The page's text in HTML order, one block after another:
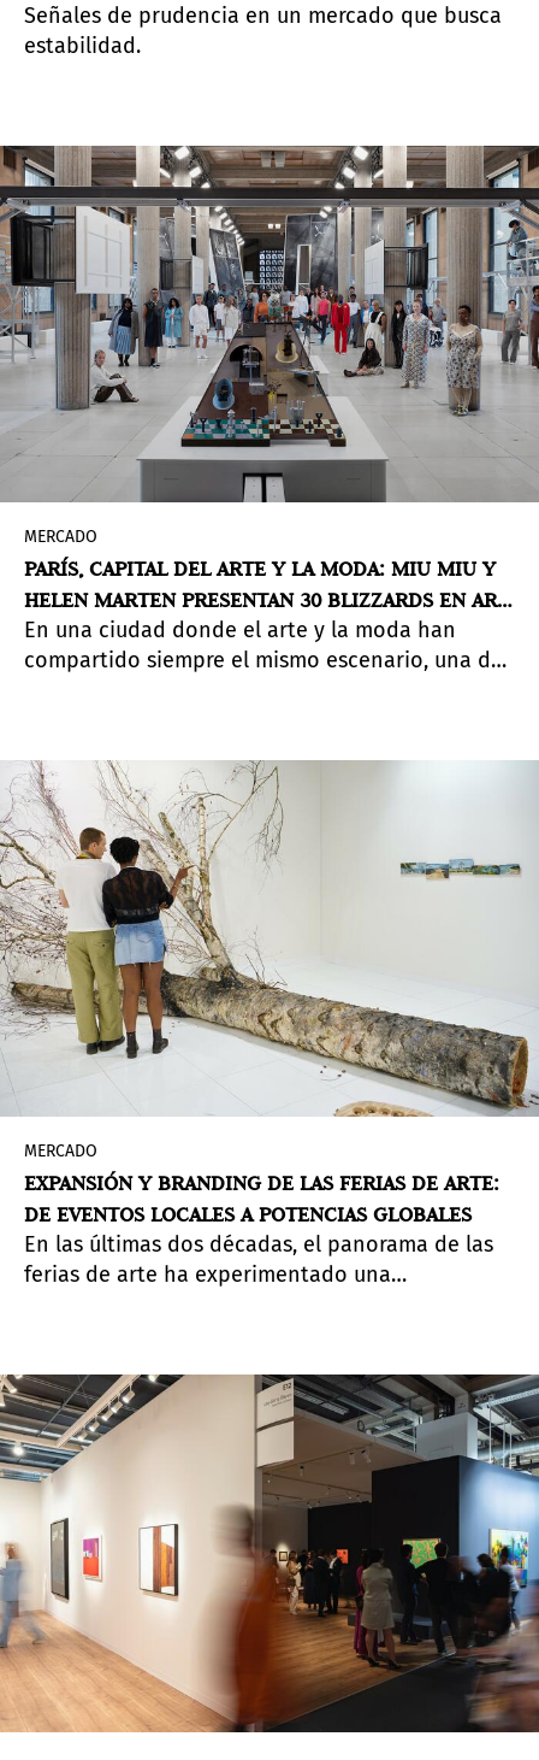
Señales de prudencia en un mercado que busca
estabilidad.
MERCADO
PARÍS, CAPITAL DEL ARTE Y LA MODA: MIU MIU Y
HELEN MARTEN PRESENTAN 30 BLIZZARDS EN ART
BASEL
En una ciudad donde el arte y la moda han
compartido siempre el mismo escenario, una de
Helen Marten, presentado por Miu Miu en el
Palais d’Iéna. El preestreno reunió a una mezcla
internacional de coleccionistas, comisarios y
figuras del mundo de la moda, confirmando
hasta qué punto estos universos se entrelazan
con naturalidad.
MERCADO
EXPANSIÓN Y BRANDING DE LAS FERIAS DE ARTE:
DE EVENTOS LOCALES A POTENCIAS GLOBALES
En las últimas dos décadas, el panorama de las
ferias de arte ha experimentado una
de destinos culturales con marca propia.